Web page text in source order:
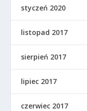
styczeń 2020
listopad 2017
sierpień 2017
lipiec 2017
czerwiec 2017